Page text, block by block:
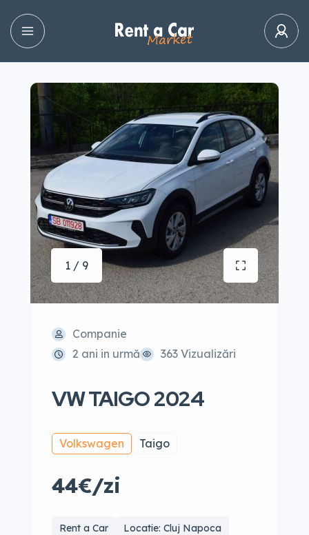
1 / 9
Companie
2 ani in urmă
363 Vizualizări
VW TAIGO 2024
Volkswagen Taigo
44€/zi
Rent a Car
Locatie: Cluj Napoca